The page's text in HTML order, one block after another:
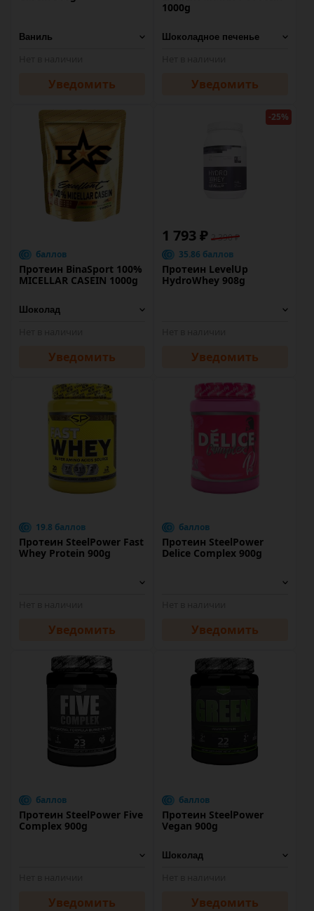
Уведомить
1000g
Уведомить
баллов
Протеин BinaSport 100%
MICELLAR CASEIN 1000g
Уведомить
-25%
1 793 ₽ 2 390 ₽
35.86 баллов
Протеин LevelUp
HydroWhey 908g
Уведомить
19.8 баллов
Протеин SteelPower Fast
Whey Protein 900g
Уведомить
баллов
Протеин SteelPower
Delice Complex 900g
Уведомить
баллов
Протеин SteelPower Five
Complex 900g
Уведомить
баллов
Протеин SteelPower
Vegan 900g
Уведомить